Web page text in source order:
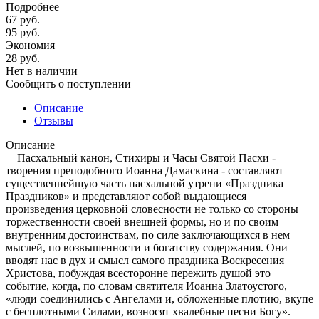
Подробнее
67 руб.
95 руб.
Экономия
28 руб.
Нет в наличии
Сообщить о поступлении
Описание
Отзывы
Описание
Пасхальный канон, Стихиры и Часы Святой Пасхи -
творения преподобного Иоанна Дамаскина - составляют
существеннейшую часть пасхальной утрени «Праздника
Праздников» и представляют собой выдающиеся
произведения церковной словесности не только со стороны
торжественности своей внешней формы, но и по своим
внутренним достоинствам, по силе заключающихся в нем
мыслей, по возвышенности и богатству содержания. Они
вводят нас в дух и смысл самого праздника Воскресения
Христова, побуждая всесторонне пережить душой это
событие, когда, по словам святителя Иоанна Златоустого,
«люди соединились с Ангелами и, обложенные плотию, вкупе
с бесплотными Силами, возносят хвалебные песни Богу».